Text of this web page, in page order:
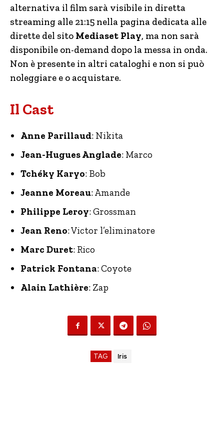
alternativa il film sarà visibile in diretta
streaming alle 21:15 nella pagina dedicata alle
dirette del sito Mediaset Play, ma non sarà
disponibile on-demand dopo la messa in onda.
Non è presente in altri cataloghi e non si può
noleggiare e o acquistare.
Il Cast
Anne Parillaud: Nikita
Jean-Hugues Anglade: Marco
Tchéky Karyo: Bob
Jeanne Moreau: Amande
Philippe Leroy: Grossman
Jean Reno: Victor l’eliminatore
Marc Duret: Rico
Patrick Fontana: Coyote
Alain Lathière: Zap
TAG Iris